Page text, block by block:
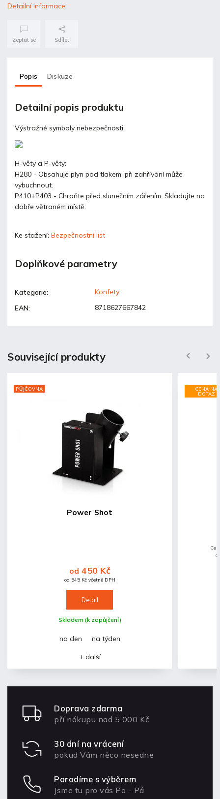
Detailní informace
Zeptat se Sdílet
Popis Diskuze
Detailní popis produktu
Výstražné symboly nebezpečnosti:
H-věty a P-věty:
H280 - Obsahuje plyn pod tlakem; při zahřívání může
vybuchnout.
P410+P403 - Chraňte před slunečním zářením. Skladujte na
dobře větraném místě.
Ke stažení: Bezpečnostní list
Doplňkové parametry
Kategorie:
Konfety
EAN: 8718627667842
Související produkty Previous
PŮJČOVNA
Power Shot
Skladem (k zapůjčení)
od 545 Kč včetně DPH
od 450 Kč
Detail
na den na týden
+ další
CENA NA
DOTAZ
Next
Doprava zdarma
při nákupu nad 5 000 Kč
30 dní na vrácení
pokud Vám něco nesedne
Poradíme s výběrem
Jsme tu pro vás Po - Pá